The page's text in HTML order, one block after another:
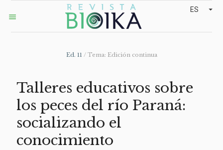
menu
arrow_drop_down
ES
Ed. 11 / Tema: Edición continua
Talleres educativos sobre
los peces del río Paraná:
socializando el
conocimiento